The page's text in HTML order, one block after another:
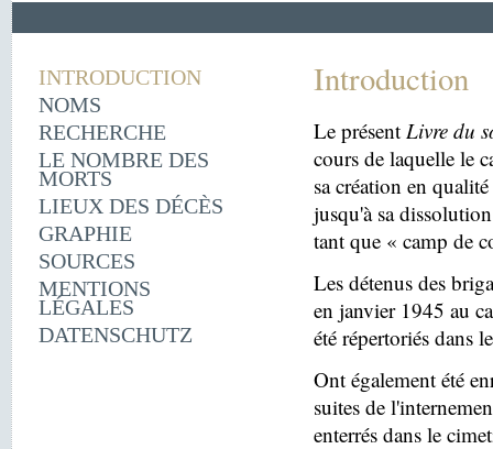
INTRODUCTION
NOMS
RECHERCHE
LE NOMBRE DES
MORTS
LIEUX DES DÉCÈS
GRAPHIE
SOURCES
MENTIONS
LÉGALES
DATENSCHUTZ
Introduction
Le présentLivre du
cours de laquelle le
sa création en
jusqu'à sa
tant que « camp de
Les détenus des
en janvier 1945 au
été répertoriés dans
Ont également été
suites de
enterrés dans le